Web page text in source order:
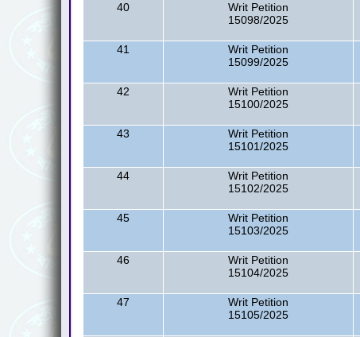
40
Writ Petition
15098/2025
41
Writ Petition
15099/2025
42
Writ Petition
15100/2025
43
Writ Petition
15101/2025
44
Writ Petition
15102/2025
45
Writ Petition
15103/2025
46
Writ Petition
15104/2025
47
Writ Petition
15105/2025